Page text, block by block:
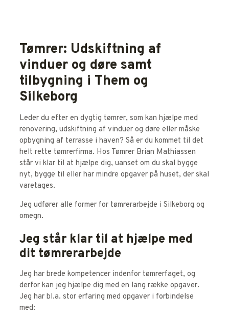
Tømrer: Udskiftning af
vinduer og døre samt
tilbygning i Them og
Silkeborg
Leder du efter en dygtig tømrer, som kan hjælpe med
renovering, udskiftning af vinduer og døre eller måske
opbygning af terrasse i haven? Så er du kommet til det
helt rette tømrerfirma. Hos Tømrer Brian Mathiassen
står vi klar til at hjælpe dig, uanset om du skal bygge
nyt, bygge til eller har mindre opgaver på huset, der skal
varetages.
​Jeg udfører alle former for tømrerarbejde i Silkeborg og
omegn.
Jeg står klar til at hjælpe med
dit tømrerarbejde
Jeg har brede kompetencer indenfor tømrerfaget, og
derfor kan jeg hjælpe dig med en lang række opgaver.
Jeg har bl.a. stor erfaring med opgaver i forbindelse
med: